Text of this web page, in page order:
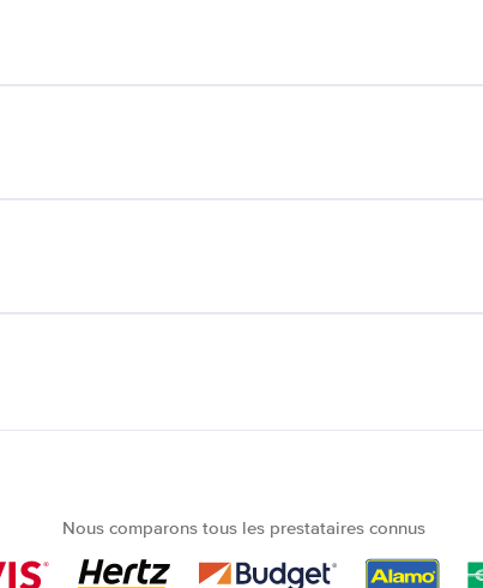
Nous comparons tous les prestataires connus